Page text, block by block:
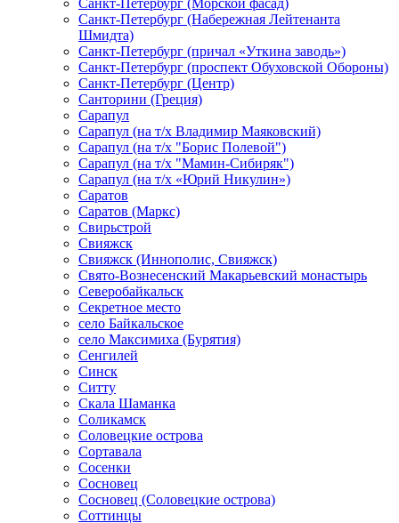
Санкт-Петербург (Морской фасад)
Санкт-Петербург (Набережная Лейтенанта
Шмидта)
Санкт-Петербург (причал «Уткина заводь»)
Санкт-Петербург (проспект Обуховской Обороны)
Санкт-Петербург (Центр)
Санторини (Греция)
Сарапул
Сарапул (на т/х Владимир Маяковский)
Сарапул (на т/х "Борис Полевой")
Сарапул (на т/х "Мамин-Сибиряк")
Сарапул (на т/х «Юрий Никулин»)
Саратов
Саратов (Маркс)
Свирьстрой
Свияжск
Свияжск (Иннополис, Свияжск)
Свято-Вознесенский Макарьевский монастырь
Северобайкальск
Секретное место
село Байкальское
село Максимиха (Бурятия)
Сенгилей
Синск
Ситту
Скала Шаманка
Соликамск
Соловецкие острова
Сортавала
Сосенки
Сосновец
Сосновец (Соловецкие острова)
Соттинцы